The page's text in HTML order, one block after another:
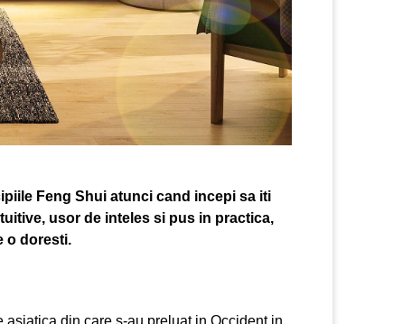
Feng Shui atunci cand incepi sa iti
usor de inteles si pus in practica,
o doresti.
din care s-au preluat in Occident in